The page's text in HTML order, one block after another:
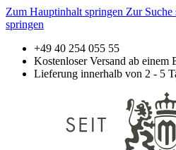
Zum Hauptinhalt springen Zur Suche
springen
+49 40 254 055 55
Kostenloser Versand ab einem
Lieferung innerhalb von 2 - 5